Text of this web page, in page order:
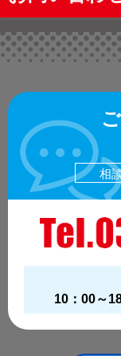
相
10：00～